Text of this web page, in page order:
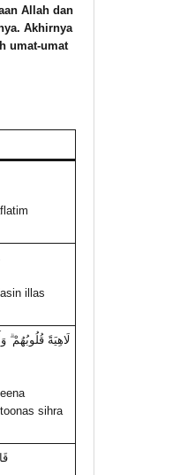
Allah dan
Akhirnya
umat-umat
illas
لَاهِيَةً قُلُوبُهُمْ
sihra